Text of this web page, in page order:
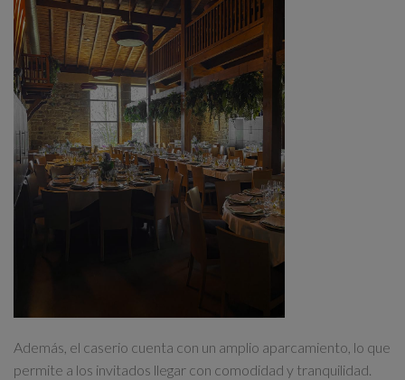
Además, el caserio cuenta con un amplio aparcamiento, lo que
permite a los invitados llegar con comodidad y tranquilidad.